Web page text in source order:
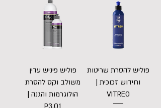
פוליש להסרת שריטות
וחידוש זכוכית |
VITREO
פוליש פיניש עדין
משולב וקס להסרת
הולוגרמות והגנה |
P3.01